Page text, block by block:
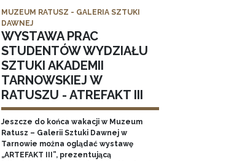
MUZEUM RATUSZ - GALERIA SZTUKI
DAWNEJ
WYSTAWA PRAC
STUDENTÓW WYDZIAŁU
SZTUKI AKADEMII
TARNOWSKIEJ W
RATUSZU - ATREFAKT III
Jeszcze do końca wakacji w Muzeum
Ratusz – Galerii Sztuki Dawnej w
Tarnowie można oglądać wystawę
„ARTEFAKT III”, prezentującą